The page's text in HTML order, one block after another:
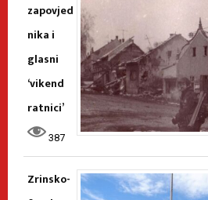
zapovjed
nika i
glasni
‘vikend
ratnici’
387
Zrinsko-